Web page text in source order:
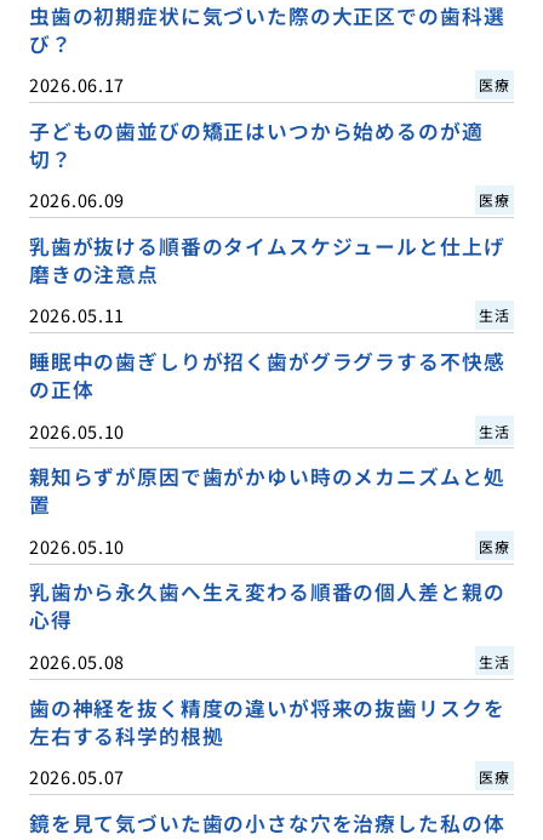
虫歯の初期症状に気づいた際の大正区での歯科選
び？
2026.06.17 医療
子どもの歯並びの矯正はいつから始めるのが適
切？
2026.06.09 医療
乳歯が抜ける順番のタイムスケジュールと仕上げ
磨きの注意点
2026.05.11 生活
睡眠中の歯ぎしりが招く歯がグラグラする不快感
の正体
2026.05.10 生活
親知らずが原因で歯がかゆい時のメカニズムと処
置
2026.05.10 医療
乳歯から永久歯へ生え変わる順番の個人差と親の
心得
2026.05.08 生活
歯の神経を抜く精度の違いが将来の抜歯リスクを
左右する科学的根拠
2026.05.07 医療
鏡を見て気づいた歯の小さな穴を治療した私の体